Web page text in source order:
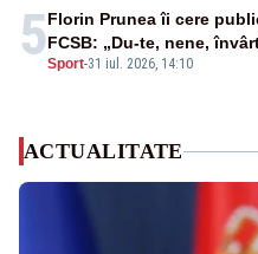
5Sport-31 iul. 2026, 14:10
Florin Prunea îi cere
FCSB: „Du-te, nene,
ACTUALITATE